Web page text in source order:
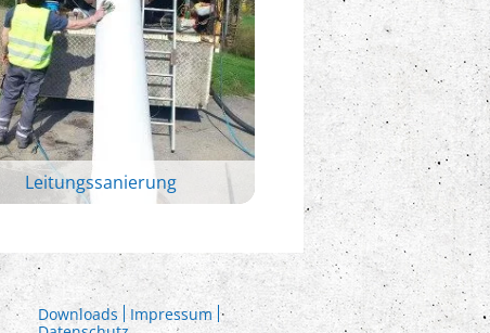
Leitungssanierung
Downloads
Impressum